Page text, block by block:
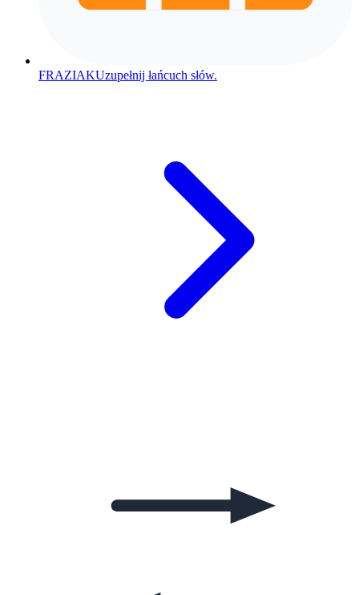
FRAZIAKUzupełnij łańcuch słów.